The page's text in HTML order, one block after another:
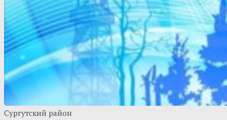
Сургутский район